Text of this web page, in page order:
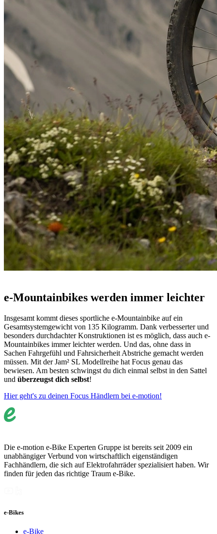
e-Mountainbikes werden immer leichter
Insgesamt kommt dieses sportliche e-Mountainbike auf ein
Gesamtsystemgewicht von 135 Kilogramm. Dank verbesserter und
besonders durchdachter Konstruktionen ist es möglich, dass auch e-
Mountainbikes immer leichter werden. Und das, ohne dass in
Sachen Fahrgefühl und Fahrsicherheit Abstriche gemacht werden
müssen. Mit der Jam² SL Modellreihe hat Focus genau das
bewiesen. Am besten schwingst du dich einmal selbst in den Sattel
und überzeugst dich selbst!
Hier geht's zu deinen Focus Händlern bei e-motion!
Die e-motion e-Bike Experten Gruppe ist bereits seit 2009 ein
unabhängiger Verbund von wirtschaftlich eigenständigen
Fachhändlern, die sich auf Elektrofahrräder spezialisiert haben. Wir
finden für jeden das richtige Traum e-Bike.
e-Bikes
e-Bike